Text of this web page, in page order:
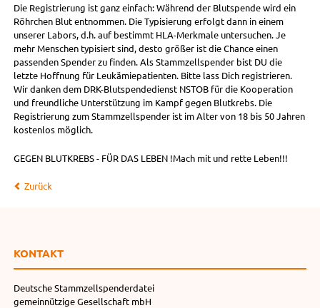
Die Registrierung ist ganz einfach: Während der Blutspende wird ein
Röhrchen Blut entnommen. Die Typisierung erfolgt dann in einem
unserer Labors, d.h. auf bestimmt HLA-Merkmale untersuchen. Je
mehr Menschen typisiert sind, desto größer ist die Chance einen
passenden Spender zu finden. Als Stammzellspender bist DU die
letzte Hoffnung für Leukämiepatienten. Bitte lass Dich registrieren.
Wir danken dem DRK-Blutspendedienst NSTOB für die Kooperation
und freundliche Unterstützung im Kampf gegen Blutkrebs. Die
Registrierung zum Stammzellspender ist im Alter von 18 bis 50 Jahren
kostenlos möglich.
GEGEN BLUTKREBS - FÜR DAS LEBEN !Mach mit und rette Leben!!!
Zurück
KONTAKT
Deutsche Stammzellspenderdatei
gemeinnützige Gesellschaft mbH